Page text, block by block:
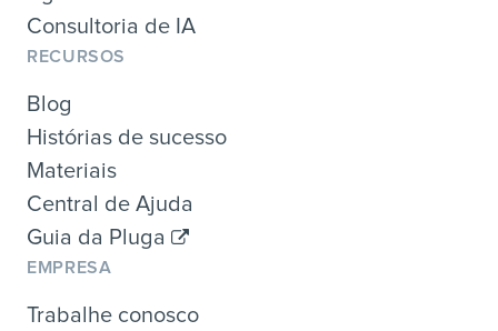
Consultoria de IA
RECURSOS
Blog
Histórias de sucesso
Materiais
Central de Ajuda
Guia da Pluga
EMPRESA
Trabalhe conosco